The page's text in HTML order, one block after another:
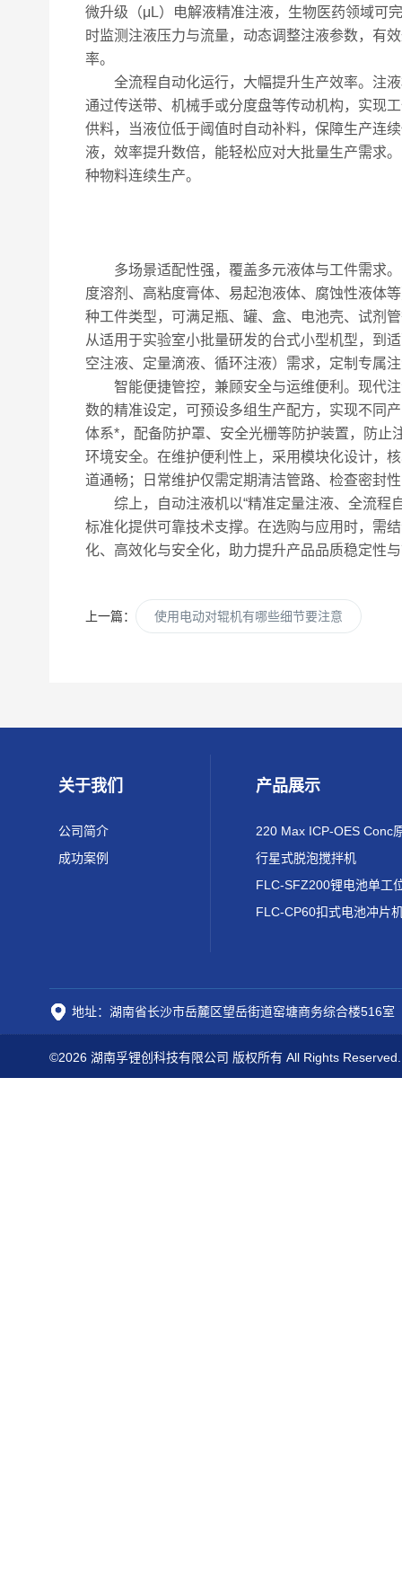
微升级（μL）电解液精准注液，生物医药领域可
时监测注液压力与流量，动态调整注液参数，有
率。
全流程自动化运行，大幅提升生产效率。注液
通过传送带、机械手或分度盘等传动机构，实现
供料，当液位低于阈值时自动补料，保障生产连
液，效率提升数倍，能轻松应对大批量生产需求
种物料连续生产。
多场景适配性强，覆盖多元液体与工件需求。
度溶剂、高粘度膏体、易起泡液体、腐蚀性液体
种工件类型，可满足瓶、罐、盒、电池壳、试剂
从适用于实验室小批量研发的台式小型机型，到
空注液、定量滴液、循环注液）需求，定制专属
智能便捷管控，兼顾安全与运维便利。现代注
数的精准设定，可预设多组生产配方，实现不同
体系*，配备防护罩、安全光栅等防护装置，防
环境安全。在维护便利性上，采用模块化设计，
道通畅；日常维护仅需定期清洁管路、检查密封
综上，自动注液机以“精准定量注液、全流程自
标准化提供可靠技术支撑。在选购与应用时，需
化、高效化与安全化，助力提升产品品质稳定性
上一篇： 使用电动对辊机有哪些细节要注意
关于我们
公司简介
成功案例
产品展示
行星式脱泡搅拌机
FLC-CP60扣式电池冲片
地址：湖南省长沙市岳麓区望岳街道窑塘商务综合楼516室
©2026 湖南孚锂创科技有限公司 版权所有 All Rights